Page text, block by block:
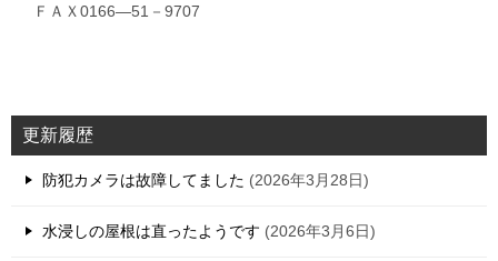
ＦＡＸ0166―51－9707
更新履歴
防犯カメラは故障してました 2026年3月28日
水浸しの屋根は直ったようです 2026年3月6日